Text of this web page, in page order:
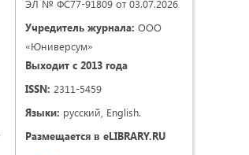
ЭЛ № ФС77-91809 от 03.07.2026
Учредитель журнала: ООО
«Юниверсум»
Выходит с 2013 года
ISSN: 2311-5459
Языки: русский, English.
Размещается в eLIBRARY.RU